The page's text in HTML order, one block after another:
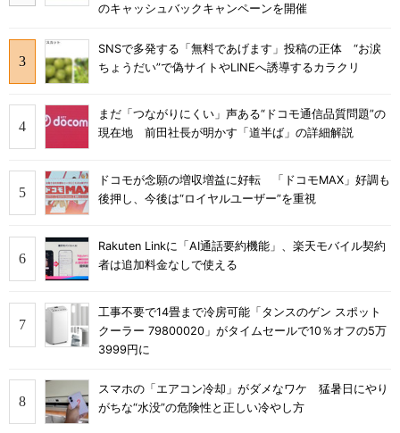
のキャッシュバックキャンペーンを開催
SNSで多発する「無料であげます」投稿の正体 “お涙
ちょうだい”で偽サイトやLINEへ誘導するカラクリ
まだ「つながりにくい」声ある“ドコモ通信品質問題”の
現在地 前田社長が明かす「道半ば」の詳細解説
ドコモが念願の増収増益に好転 「ドコモMAX」好調も
後押し、今後は“ロイヤルユーザー”を重視
Rakuten Linkに「AI通話要約機能」、楽天モバイル契約
者は追加料金なしで使える
工事不要で14畳まで冷房可能「タンスのゲン スポット
クーラー 79800020」がタイムセールで10％オフの5万
3999円に
スマホの「エアコン冷却」がダメなワケ 猛暑日にやり
がちな“水没”の危険性と正しい冷やし方